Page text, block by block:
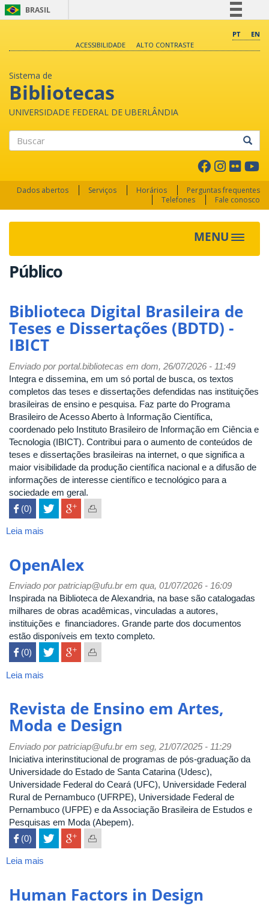
BRASIL
Comunica BR
PT
EN
ACESSIBILIDADE
ALTO CONTRASTE
Sistema de
Bibliotecas
UNIVERSIDADE FEDERAL DE UBERLÂNDIA
Dados abertos Serviços Horários
Perguntas frequentes
Telefones
Fale conosco
MENU Toggle
Público
Biblioteca Digital Brasileira de
Teses e Dissertações (BDTD) -
IBICT
Enviado porportal.bibliotecas em dom, 26/07/2026 - 11:49
Integra e dissemina, em um só portal de busca, os textos
completos das teses e dissertações defendidas nas instituições
brasileiras de ensino e pesquisa. Faz parte do Programa
Brasileiro de Acesso Aberto à Informação Científica,
coordenado pelo Instituto Brasileiro de Informação em Ciência e
Tecnologia (IBICT). Contribui para o aumento de conteúdos de
teses e dissertações brasileiras na internet, o que significa a
maior visibilidade da produção científica nacional e a difusão de
informações de interesse científico e tecnológico para a
sociedade em geral.
 (0)
Leia mais
Brasileira
Teses
Dissertações
(BDTD)
-
IBICT
OpenAlex
Enviado porpatriciap@ufu.brem qua, 01/07/2026 - 16:09
Inspirada na Biblioteca de Alexandria, na base são catalogadas
milhares de obras acadêmicas, vinculadas a autores,
instituições e financiadores. Grande parte dos documentos
estão disponíveis em texto completo.
 (0)
Leia mais
Revista de Ensino em Artes,
Moda e Design
Enviado porpatriciap@ufu.brem seg, 21/07/2025 - 11:29
Iniciativa interinstitucional de programas de pós-graduação da
Universidade do Estado de Santa Catarina (Udesc),
Universidade Federal do Ceará (UFC), Universidade Federal
Rural de Pernambuco (UFRPE), Universidade Federal de
Pernambuco (UFPE) e da Associação Brasileira de Estudos e
Pesquisas em Moda (Abepem).
 (0)
Leia mais
Ensino
Human Factors in Design